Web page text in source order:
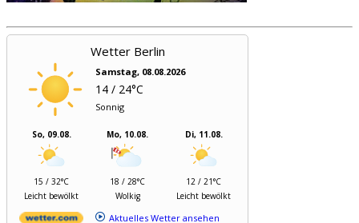
Wetter Berlin
Samstag, 08.08.2026
14 / 24°C
Sonnig
So, 09.08.
15 / 32°C
Leicht bewölkt
Mo, 10.08.
18 / 28°C
Wolkig
Di, 11.08.
12 / 21°C
Leicht bewölkt
Aktuelles Wetter ansehen